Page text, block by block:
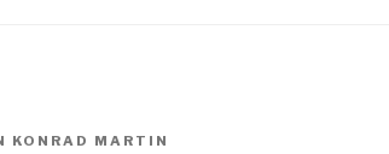
KONRAD MARTIN